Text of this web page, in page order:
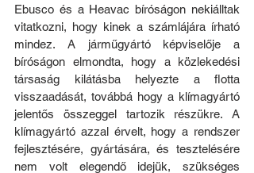
Ebusco és a Heavac bíróságon nekiálltak
vitatkozni, hogy kinek a számlájára írható
mindez. A járműgyártó képviselője a
bíróságon elmondta, hogy a közlekedési
társaság kilátásba helyezte a flotta
visszaadását, továbbá hogy a klímagyártó
jelentős összeggel tartozik részükre. A
klímagyártó azzal érvelt, hogy a rendszer
fejlesztésére, gyártására, és tesztelésére
nem volt elegendő idejük, szükséges